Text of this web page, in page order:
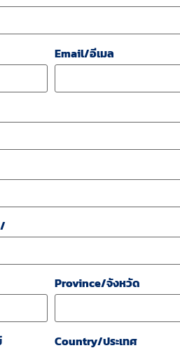
Email/อีเมล
Province/จังหวัด
Country/ประเทศ